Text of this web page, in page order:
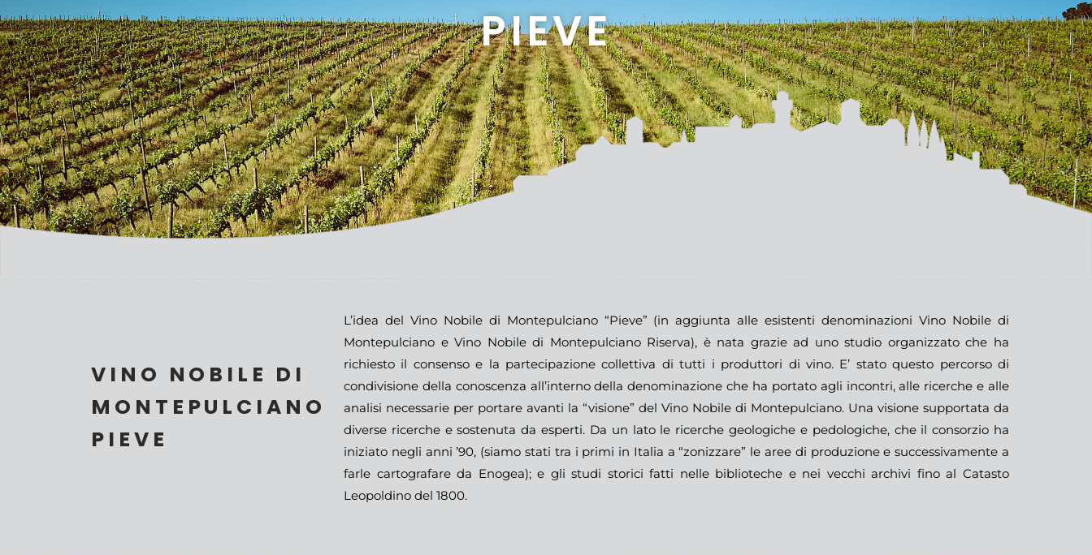
PIEVE
VINO NOBILE DI
MONTEPULCIANO
PIEVE
L’idea del Vino Nobile di Montepulciano “Pieve” (in aggiunta alle esistenti denominazioni Vino Nobile di
Montepulciano e Vino Nobile di Montepulciano Riserva), è nata grazie ad uno studio organizzato che ha
richiesto il consenso e la partecipazione collettiva di tutti i produttori di vino. E’ stato questo percorso di
condivisione della conoscenza all’interno della denominazione che ha portato agli incontri, alle ricerche e alle
analisi necessarie per portare avanti la “visione” del Vino Nobile di Montepulciano. Una visione supportata da
diverse ricerche e sostenuta da esperti. Da un lato le ricerche geologiche e pedologiche, che il consorzio ha
iniziato negli anni ’90, (siamo stati tra i primi in Italia a “zonizzare” le aree di produzione e successivamente a
farle cartografare da Enogea); e gli studi storici fatti nelle biblioteche e nei vecchi archivi fino al Catasto
Leopoldino del 1800.